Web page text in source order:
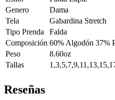
Genero
Dama
Tela
Gabardina Stretch
Tipo Prenda
Falda
Composición 60% Algodón 37%
Peso
8.60oz
Tallas
Reseñas